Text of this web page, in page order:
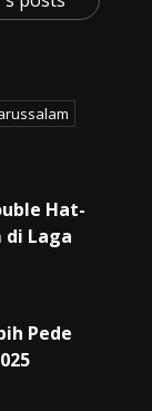
Hat-
di Laga
Pede